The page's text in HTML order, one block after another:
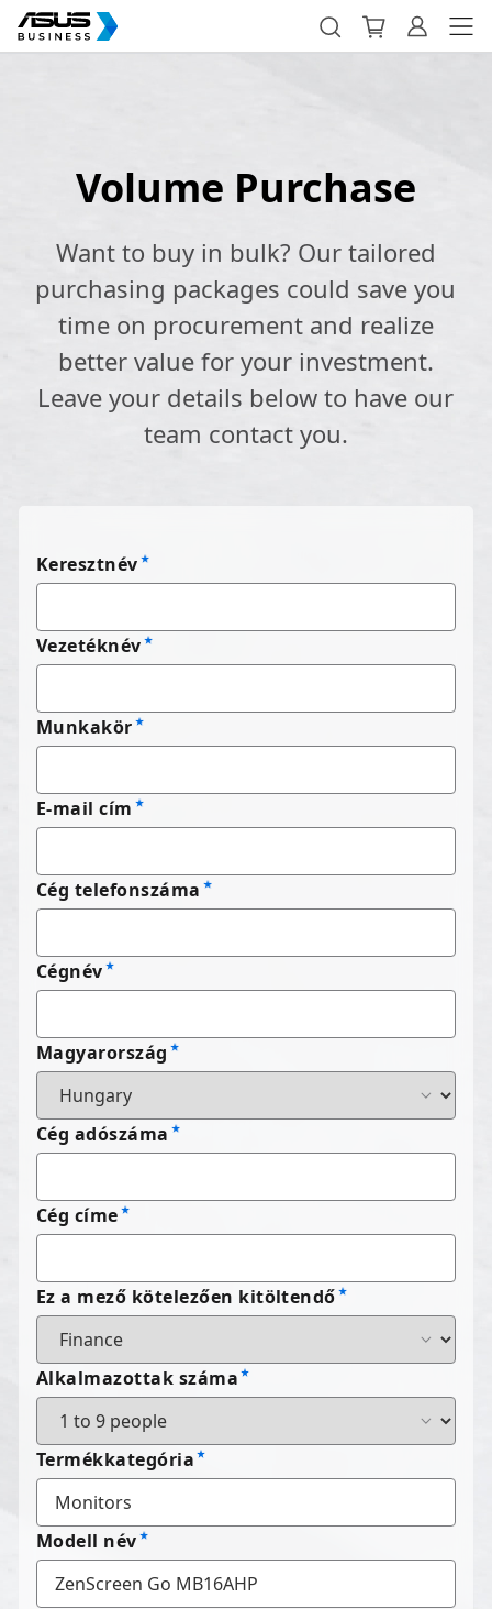
Volume Purchase
Want to buy in bulk? Our tailored
purchasing packages could save you
time on procurement and realize
better value for your investment.
Leave your details below to have our
team contact you.
Keresztnév
Vezetéknév
Munkakör
E-mail cím
Cég telefonszáma
Cégnév
Magyarország
Cég adószáma
Cég címe
Ez a mező kötelezően kitöltendő
Alkalmazottak száma
Termékkategória
Modell név